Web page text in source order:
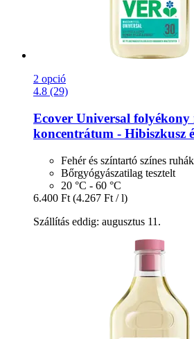
2 opció
4.8 (29)
Ecover Universal folyékony
koncentrátum -​ Hibiszkusz
Fehér és színtartó színes
Bőrgyógyászatilag tesztelt
20 °C - 60 °C
6.400 Ft (4.267 Ft / l)
Szállítás eddig: augusztus 11.